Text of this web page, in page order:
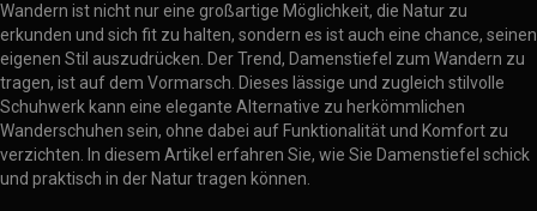
Wandern ist nicht nur eine großartige Möglichkeit, die Natur zu
erkunden und sich fit zu halten, sondern es ist auch eine chance, seinen
eigenen Stil auszudrücken. Der Trend, Damenstiefel zum Wandern zu
tragen, ist auf dem Vormarsch. Dieses lässige und zugleich stilvolle
Schuhwerk kann eine elegante Alternative zu herkömmlichen
Wanderschuhen sein, ohne dabei auf Funktionalität und Komfort zu
verzichten. In diesem Artikel erfahren Sie, wie Sie Damenstiefel schick
und praktisch in der Natur tragen können.